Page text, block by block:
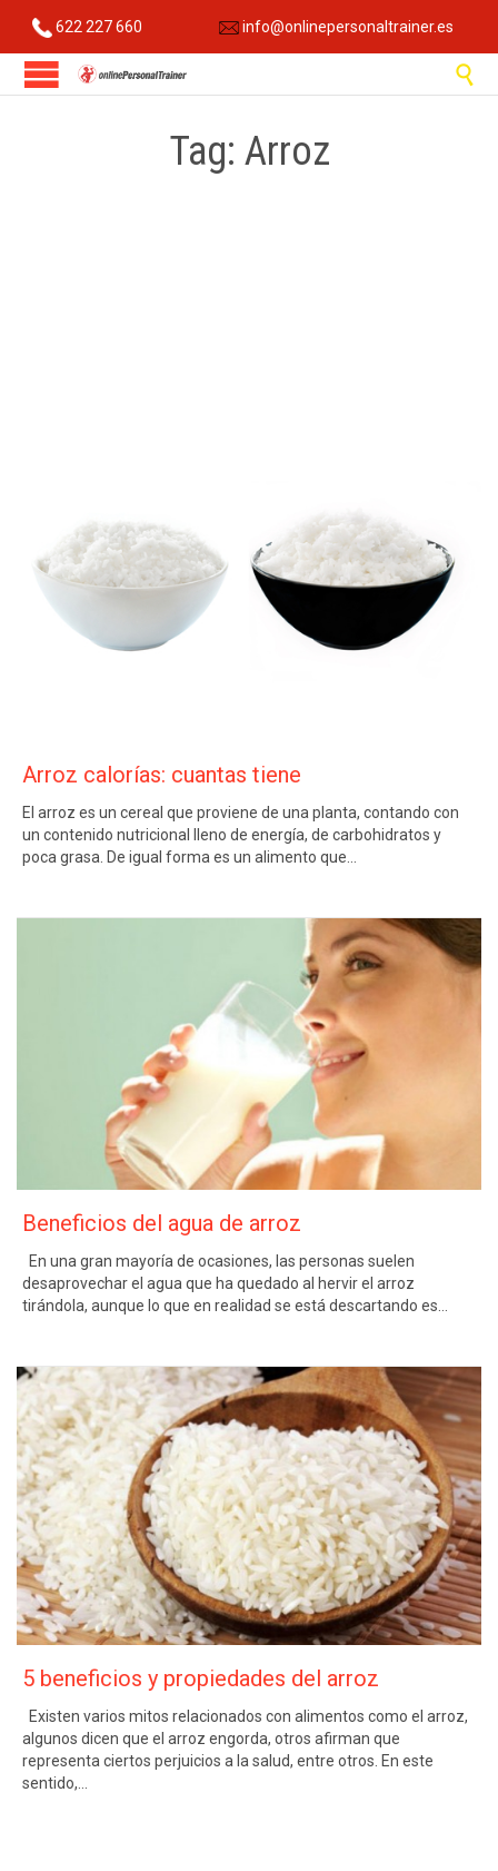
622 227 660 info@onlinepersonaltrainer.es

Tag: Arroz
Arroz calorías: cuantas tiene
El arroz es un cereal que proviene de una planta, contando con
un contenido nutricional lleno de energía, de carbohidratos y
poca grasa. De igual forma es un alimento que…
Beneficios del agua de arroz
En una gran mayoría de ocasiones, las personas suelen
desaprovechar el agua que ha quedado al hervir el arroz
tirándola, aunque lo que en realidad se está descartando es…
5 beneficios y propiedades del arroz
Existen varios mitos relacionados con alimentos como el arroz,
algunos dicen que el arroz engorda, otros afirman que
representa ciertos perjuicios a la salud, entre otros. En este
sentido,…